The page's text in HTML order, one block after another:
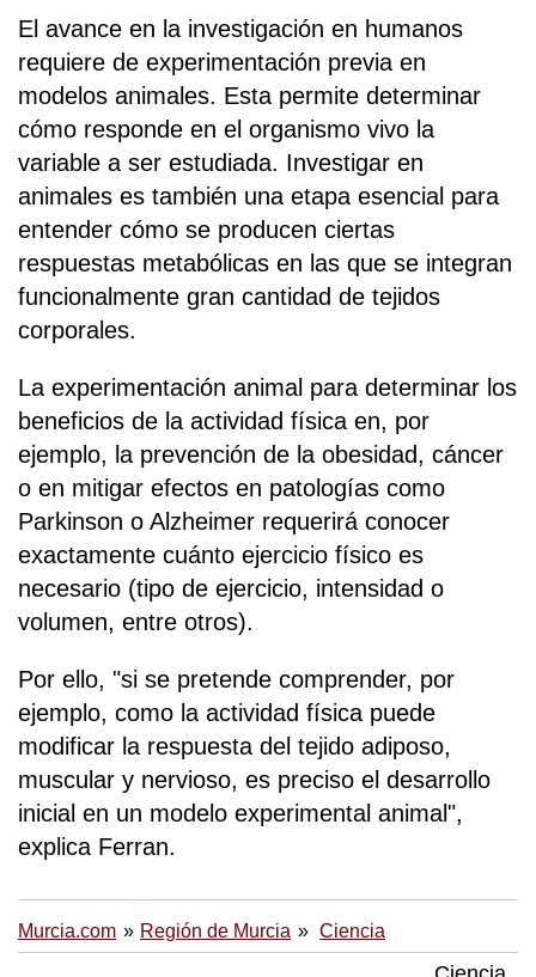
El avance en la investigación en humanos
requiere de experimentación previa en
modelos animales. Esta permite determinar
cómo responde en el organismo vivo la
variable a ser estudiada. Investigar en
animales es también una etapa esencial para
entender cómo se producen ciertas
respuestas metabólicas en las que se integran
funcionalmente gran cantidad de tejidos
corporales.
La experimentación animal para determinar los
beneficios de la actividad física en, por
ejemplo, la prevención de la obesidad, cáncer
o en mitigar efectos en patologías como
Parkinson o Alzheimer requerirá conocer
exactamente cuánto ejercicio físico es
necesario (tipo de ejercicio, intensidad o
volumen, entre otros).
Por ello, "si se pretende comprender, por
ejemplo, como la actividad física puede
modificar la respuesta del tejido adiposo,
muscular y nervioso, es preciso el desarrollo
inicial en un modelo experimental animal",
explica Ferran.
Murcia.com Región de Murcia Ciencia